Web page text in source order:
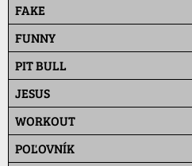
FAKE
FUNNY
PIT BULL
JESUS
WORKOUT
POĽOVNÍK